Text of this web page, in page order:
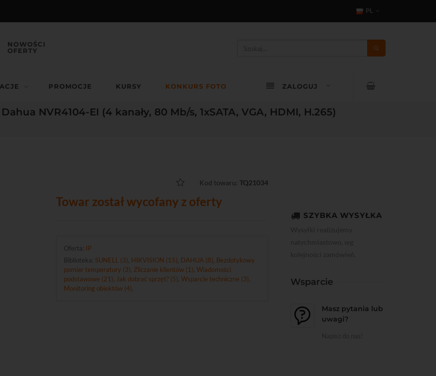
PL
NOWOŚCI
OFERTY
PROMOCJE KURSY KONKURS FOTO ZALOGUJ
NVR4104-EI (4 kanały, 80 Mb/s, 1xSATA, VGA, HDMI, H.265)
Kod towaru: TQ21034
Towar został wycofany z oferty
Oferta: IP
Biblioteka: SUNELL (3) HIKVISION (15) DAHUA (8) Bezdotykowy
pomiar temperatury (3) Zliczanie klientów (1) ,Wiadomości
podstawowe (21)
Jak dobrać sprzęt? (5) ,Wsparcie techniczne (3)
Monitoring obiektów (4)
SZYBKA WYSYŁKA
Wsparcie
Masz pytania lub
uwagi?